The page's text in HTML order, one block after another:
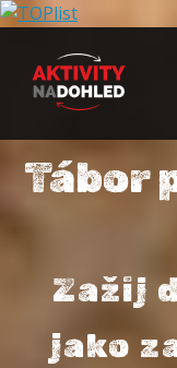
Tábor
Zažij
jako